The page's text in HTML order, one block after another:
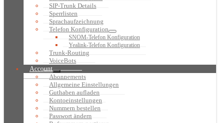
SIP-Trunk Details
Sperrlisten
Sprachaufzeichnung
Telefon Konfiguration
SNOM-Telefon Konfiguration
Yealink-Telefon Konfiguration
Trunk-Routing
VoiceBots
Account
Abonnements
Allgemeine Einstellungen
Guthaben aufladen
Kontoeinstellungen
Nummern bestellen
Passwort ändern